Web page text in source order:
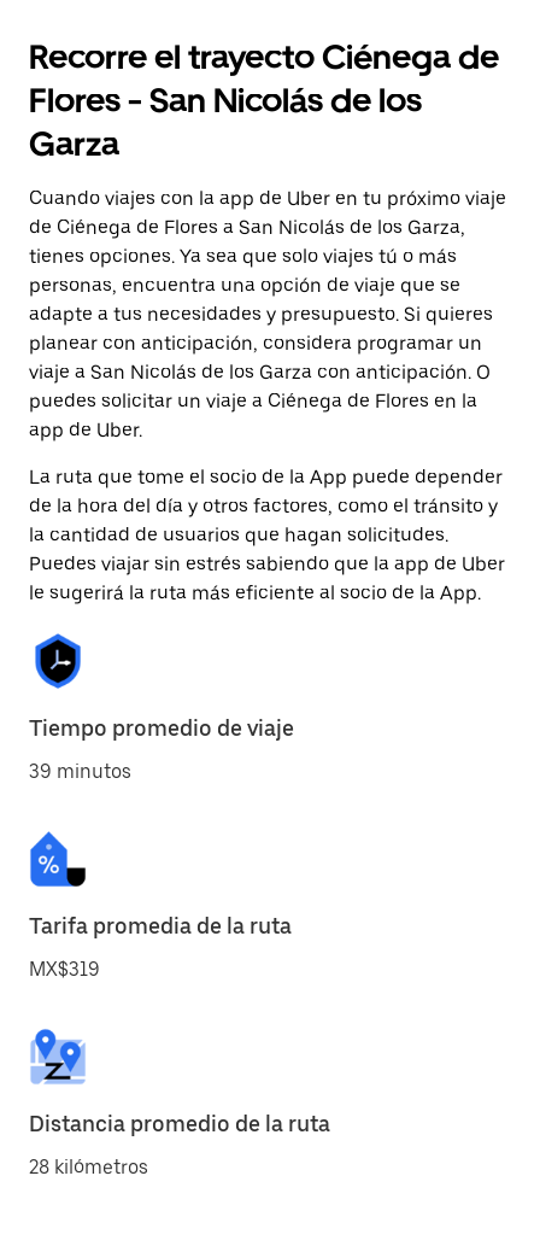
Recorre el trayecto Ciénega de
Flores - San Nicolás de los
Garza
Cuando viajes con la app de Uber en tu próximo viaje
de Ciénega de Flores a San Nicolás de los Garza,
tienes opciones. Ya sea que solo viajes tú o más
personas, encuentra una opción de viaje que se
adapte a tus necesidades y presupuesto. Si quieres
planear con anticipación, considera programar un
viaje a San Nicolás de los Garza con anticipación. O
puedes solicitar un viaje a Ciénega de Flores en la
app de Uber.
La ruta que tome el socio de la App puede depender
de la hora del día y otros factores, como el tránsito y
la cantidad de usuarios que hagan solicitudes.
Puedes viajar sin estrés sabiendo que la app de Uber
le sugerirá la ruta más eficiente al socio de la App.
Tiempo promedio de viaje
39 minutos
Tarifa promedia de la ruta
MX$319
Distancia promedio de la ruta
28 kilómetros